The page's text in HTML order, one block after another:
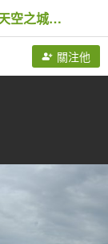
前天摔車受傷也要衝?! 陽明山雲海&天空之城&雲海中觀音
關注他